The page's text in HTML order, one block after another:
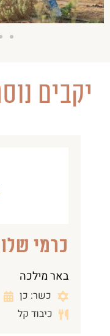
יקבים
כרמי
באר מילכה
כשר: כן
כיבוד קל